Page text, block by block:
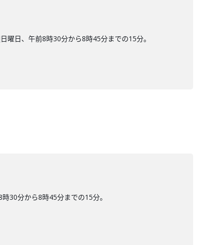
日、午前8時30分から8時45分までの15分。
30分から8時45分までの15分。